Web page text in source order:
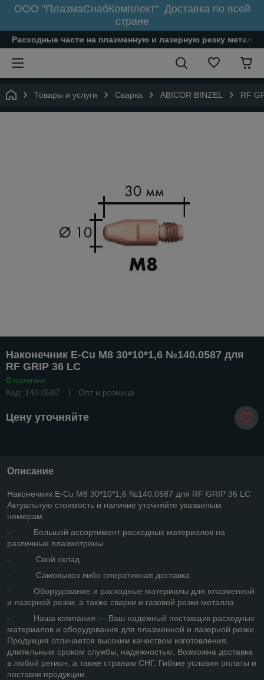
ООО "ПлазмаСнабКомплект" Доставка по всей
стране
Расходные части на плазменную и лазерную резку
Товары и услуги Сварка ABICOR BINZEL RF
Наконечник E-Cu M8 30*10*1,6 №140.0587 для
RF GRIP 36 LC
В наличии
Код: 140.0587
Опт и розница
Цену уточняйте
Описание
Наконечник E-Cu M8 30*10*1,6 №140.0587 для RF GRIP 36 LC
Актуальную стоимость и наличие уточняйте указанным
номерам.
- Большой ассортимент расходных материалов на
различные плазмотроны
- Свой склад
- Самовывоз либо оперативная доставка
- Оборудование и расходные материалы для плазменной
и лазерной резки, а также сварки и газовой резки металла
- Наша компания — Ваш надежный поставщик расходных
материалов и оборудования для плазменной и лазерной резки.
Продукция отличается высоким качеством изготовления,
длительным сроком службы, надежностью. Возможна доставка
в любой регион, а также странам СНГ. Гибкие условия оплаты и
поставки продукции.